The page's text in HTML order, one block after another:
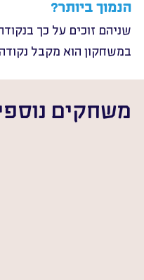
הנמוך ביותר?
שניהם זוכים על כך
במשחקון הוא מקבל
משחקים